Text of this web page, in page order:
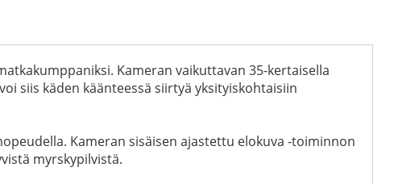
Kameran vaikuttavan 35-kertaisella
siis käden käänteessä siirtyä yksityiskohtaisiin
Kameran sisäisen ajastettu elokuva -toiminnon
myrskypilvistä.